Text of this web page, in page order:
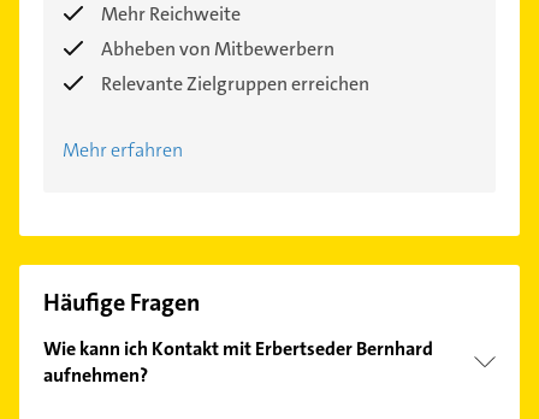
Mehr Reichweite
Abheben von Mitbewerbern
Relevante Zielgruppen erreichen
Mehr erfahren
Häufige Fragen
Wie kann ich Kontakt mit Erbertseder Bernhard
aufnehmen?